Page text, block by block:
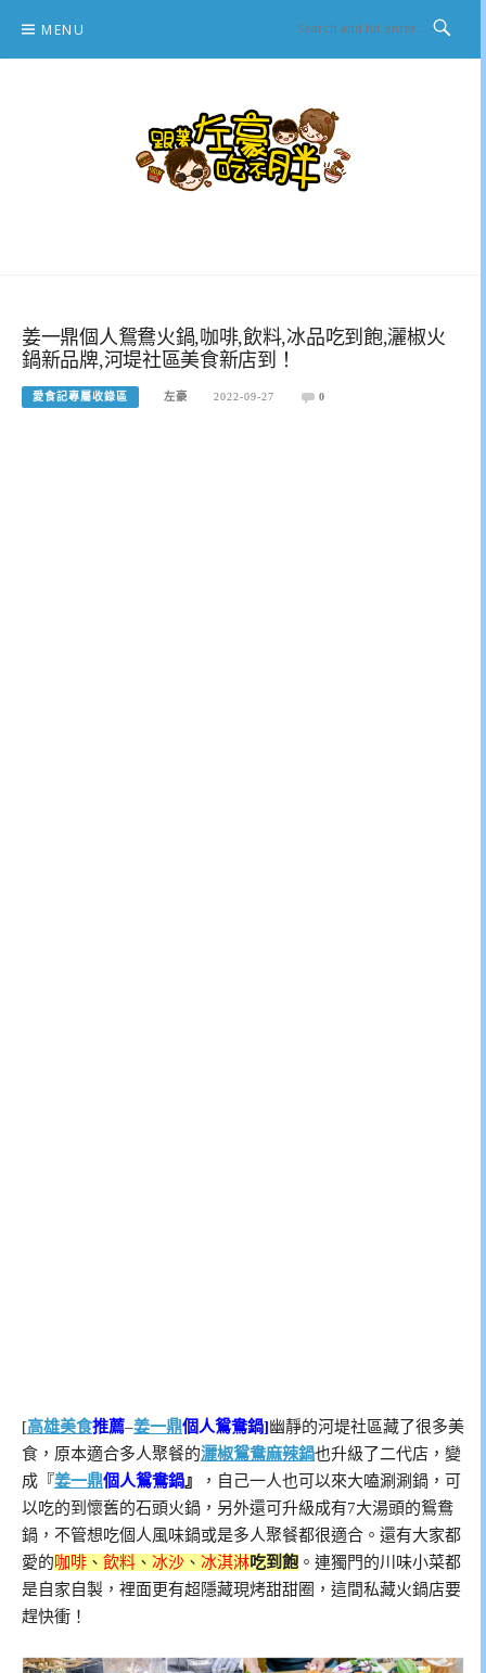
content
MENU
姜一鼎個人鴛鴦火鍋,咖啡,飲料,冰品吃到飽,灑椒火
鍋新品牌,河堤社區美食新店到！
愛食記專屬收錄區 左豪 2022-09-27 0
[高雄美食推薦–姜一鼎個人鴛鴦鍋]幽靜的河堤社區藏了很多美
食，原本適合多人聚餐的灑椒鴛鴦麻辣鍋也升級了二代店，變
成 『姜一鼎個人鴛鴦鍋』
，自己一人也可以來大嗑涮涮鍋，可
以吃的到懷舊的石頭火鍋，另外還可升級成有7大湯頭的鴛鴦
鍋，不管想吃個人風味鍋或是多人聚餐都很適合。還有大家都
愛的咖啡 、 飲料 、 冰沙 、 冰淇淋吃到飽 。連獨門的川味小菜都
是自家自製，裡面更有超隱藏現烤甜甜圈，這間私藏火鍋店要
趕快衝！